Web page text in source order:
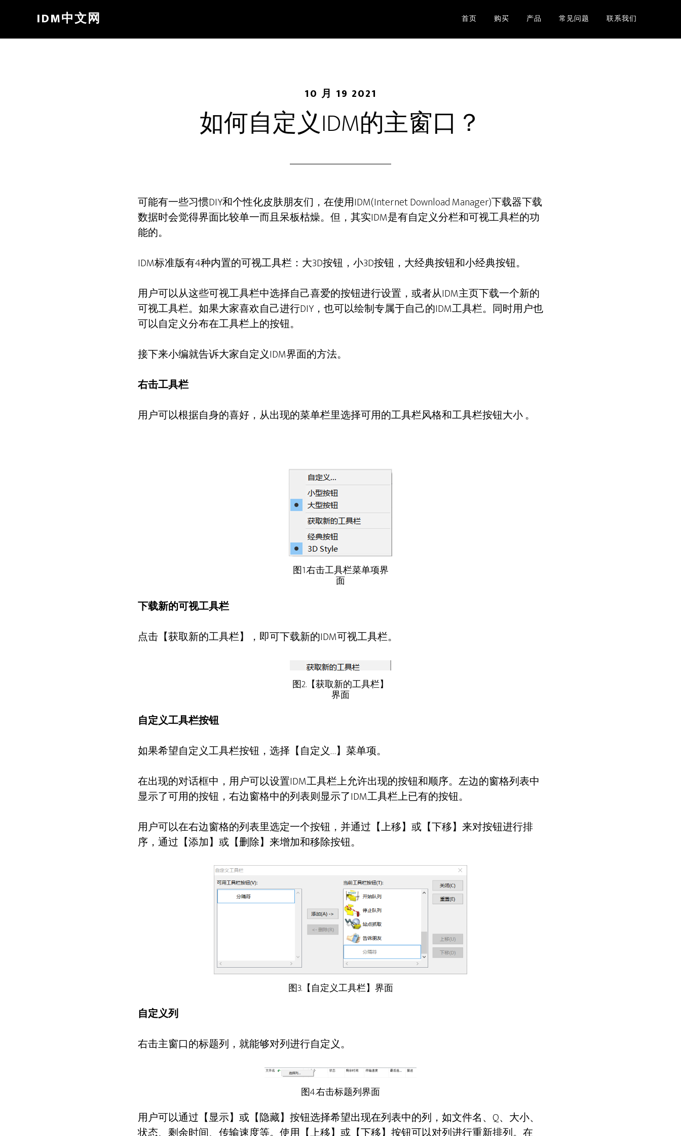
main
IDM中文网 首页 购买 产品 常见问题 联系我们
10 月 19 2021
如何自定义IDM的主窗口？
可能有一些习惯DIY和个性化皮肤朋友们，在使用IDM(Internet Download Manager)下载器下载
数据时会觉得界面比较单一而且呆板枯燥。但，其实IDM是有自定义分栏和可视工具栏的功
能的。
IDM标准版有4种内置的可视工具栏：大3D按钮，小3D按钮，大经典按钮和小经典按钮。
用户可以从这些可视工具栏中选择自己喜爱的按钮进行设置，或者从IDM主页下载一个新的
可视工具栏。如果大家喜欢自己进行DIY，也可以绘制专属于自己的IDM工具栏。同时用户也
可以自定义分布在工具栏上的按钮。
接下来小编就告诉大家自定义IDM界面的方法。
右击工具栏
用户可以根据自身的喜好，从出现的菜单栏里选择可用的工具栏风格和工具栏按钮大小 。
图1.右击工具栏菜单项界
面
下载新的可视工具栏
点击【获取新的工具栏】，即可下载新的IDM可视工具栏。
图2.【获取新的工具栏】
界面
自定义工具栏按钮
如果希望自定义工具栏按钮，选择【自定义…】菜单项。
在出现的对话框中，用户可以设置IDM工具栏上允许出现的按钮和顺序。左边的窗格列表中
显示了可用的按钮，右边窗格中的列表则显示了IDM工具栏上已有的按钮。
用户可以在右边窗格的列表里选定一个按钮，并通过【上移】或【下移】来对按钮进行排
序，通过【添加】或【删除】来增加和移除按钮。
图3.【自定义工具栏】界面
自定义列
右击主窗口的标题列，就能够对列进行自定义。
图4.右击标题列界面
用户可以通过【显示】或【隐藏】按钮选择希望出现在列表中的列，如文件名、Q、大小、